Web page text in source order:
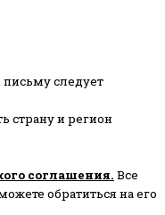
письму следует
страну и регион
соглашения. Все
обратиться на его